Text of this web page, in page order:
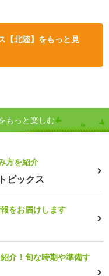
【北陸】をもっと見
もっと楽しむ
方を紹介
ピックス
をお届けします
介！旬な時期や準備す